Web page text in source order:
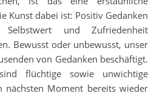
Kunst dabei ist: Positiv Gedanken
und Zufriedenheit
Bewusst oder unbewusst, unser
von Gedanken beschäftigt.
flüchtige sowie unwichtige
nächsten Moment bereits wieder